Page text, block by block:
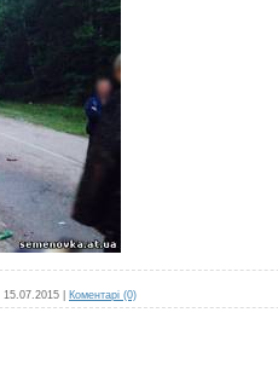
15.07.2015 Коментарі (0)